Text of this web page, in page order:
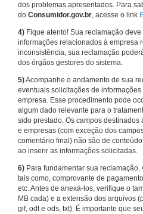
dos problemas apresentados. Para
do Consumidor.gov.br, acesse o link
4) Fique atento! Sua reclamação
informações relacionados à empresa
inconsistência, sua reclamação
dos órgãos gestores do sistema.
5)Acompanhe o andamento de sua
eventuais solicitações de
empresa. Esse procedimento pode
algum dado relevante para o
sido prestado. Os campos
e empresas (com exceção dos
comentário final) não são de
ao inserir as informações solicitadas.
6) Para fundamentar sua
tais como, comprovante de
etc. Antes de anexá-los, verifique o
MB cada) e a extensão dos arquivos
gif, odt e ods, txt). É importante que